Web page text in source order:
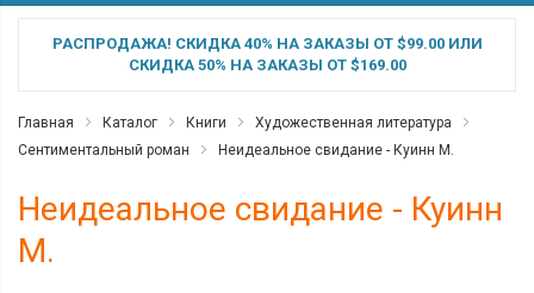
РАСПРОДАЖА! СКИДКА 40% НА ЗАКАЗЫ ОТ $99.00 ИЛИ
СКИДКА 50% НА ЗАКАЗЫ ОТ $169.00
Главная Каталог Книги
Художественная литература
Сентиментальный роман
Неидеальное свидание - Куинн М.
Неидеальное свидание - Куинн
М.